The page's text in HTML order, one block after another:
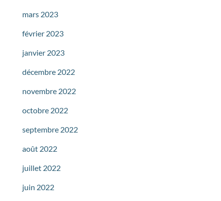
mars 2023
février 2023
janvier 2023
décembre 2022
novembre 2022
octobre 2022
septembre 2022
août 2022
juillet 2022
juin 2022